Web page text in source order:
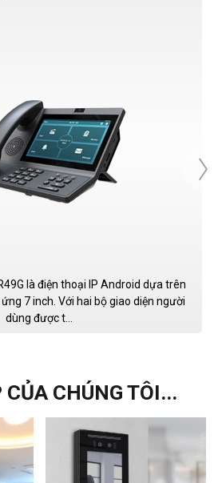
là điện thoại IP Android dựa trên
7 inch. Với hai bộ giao diện người
dùng được t...
CHÚNG TÔI...